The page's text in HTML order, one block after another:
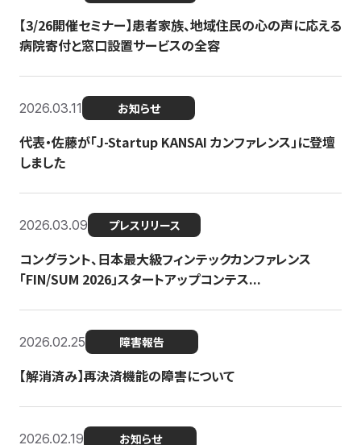
【3/26開催セミナー】患者家族、地域住民の心の声に応える
病院寄付と窓口設置サービスの全容
2026.03.11 お知らせ
代表・佐藤が「J-Startup KANSAI カンファレンス」に登壇
しました
2026.03.09 プレスリリース
コングラント、日本最大級フィンテックカンファレンス
「FIN/SUM 2026」スタートアップコンテス...
2026.02.25 障害報告
【解消済み】再決済機能の障害について
2026.02.19 お知らせ